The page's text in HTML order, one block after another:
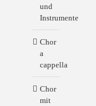
und
Instrumente
Chor
a
cappella
Chor
mit